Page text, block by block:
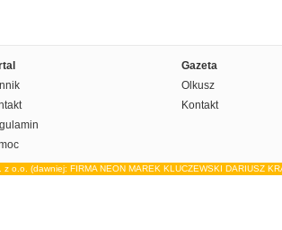
Gazeta
Olkusz
Kontakt
o.o. (dawniej: FIRMA NEON MAREK KLUCZEWSKI DARIUSZ